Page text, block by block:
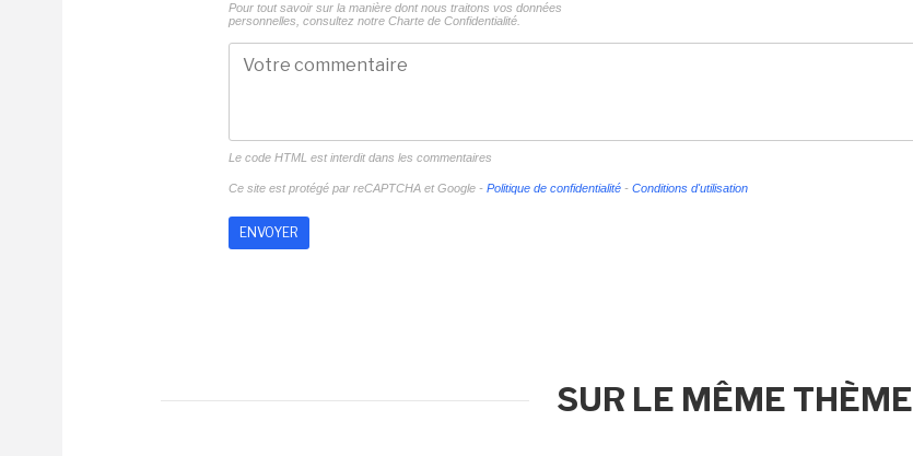
Pour tout savoir sur la manière dont nous traitons vos données
personnelles, consultez notre Charte de Confidentialité.
Le code HTML est interdit dans les commentaires
Ce site est protégé par reCAPTCHA et Google - Politique de confidentialité - Conditions d'utilisation
SUR LE MÊME THÈME